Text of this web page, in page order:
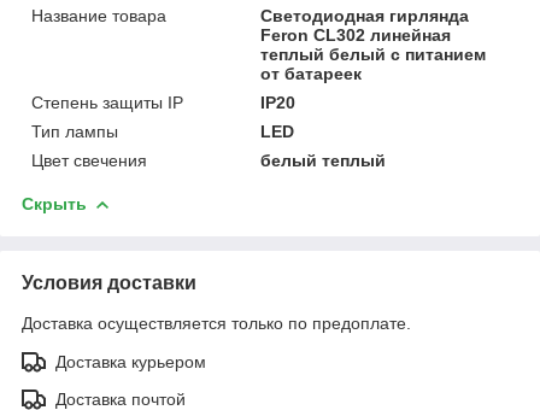
Название товара
Светодиодная гирлянда
Feron CL302 линейная
теплый белый с питанием
от батареек
Степень защиты IP
IP20
Тип лампы
LED
Цвет свечения
белый теплый
Скрыть
Условия доставки
Доставка осуществляется только по предоплате.
Доставка курьером
Доставка почтой